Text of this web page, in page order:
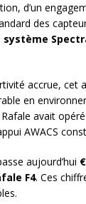
d’un
des
système
accrue, cet
en
avait opéré
AWACS
aujourd’hui
F4. Ces